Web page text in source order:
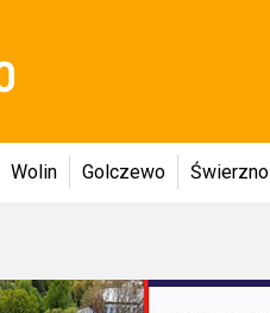
Wolin Golczewo Świerzno